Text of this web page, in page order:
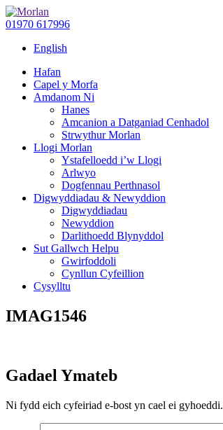
01970 617996
English
Hafan
Capel y Morfa
Amdanom Ni
Hanes
Amcanion a Datganiad Cenhadol
Strwythur Morlan
Llogi Morlan
Ystafelloedd i’w Llogi
Arlwyo
Dogfennau Perthnasol
Digwyddiadau & Newyddion
Digwyddiadau
Newyddion
Darlithoedd Blynyddol
Sut Gallwch Helpu
Gwirfoddoli
Cynllun Cyfeillion
Cysylltu
IMAG1546
Gadael Ymateb
Ni fydd eich cyfeiriad e-bost yn cael ei gyhoeddi.